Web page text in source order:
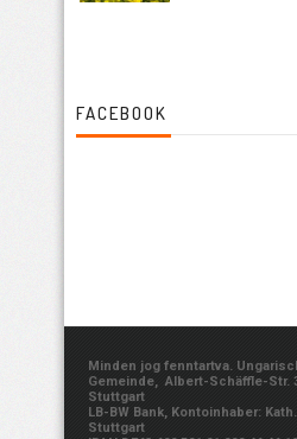
FACEBOOK
Minden jog fenntartva.
Gemeinde, Albert-Schäffle-Str.
Stuttgart
LB-BW Bank, Kontoinhaber:
Stuttgart